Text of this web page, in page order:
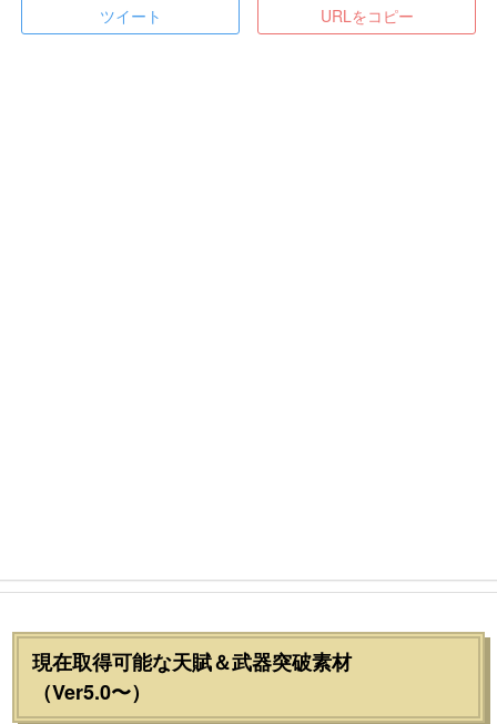
ツイート URLをコピー
現在取得可能な天賦＆武器突破素材
（Ver5.0〜）